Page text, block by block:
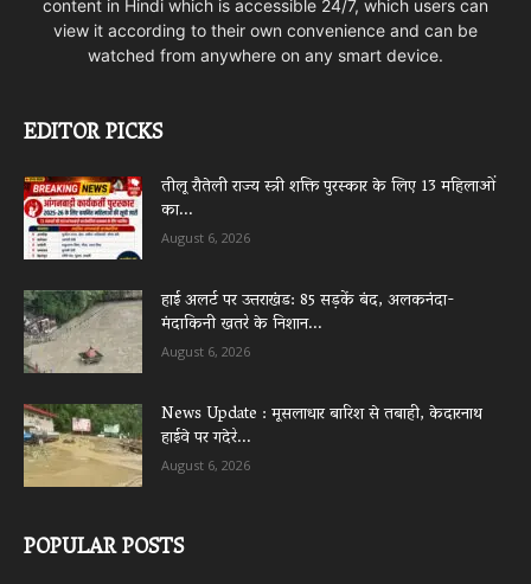
content in Hindi which is accessible 24/7, which users can
view it according to their own convenience and can be
watched from anywhere on any smart device.
EDITOR PICKS
तीलू रौतेली राज्य स्त्री शक्ति पुरस्कार के लिए 13 महिलाओं
का...
August 6, 2026
हाई अलर्ट पर उत्तराखंड: 85 सड़कें बंद, अलकनंदा-
मंदाकिनी खतरे के निशान...
August 6, 2026
News Update : मूसलाधार बारिश से तबाही, केदारनाथ
हाईवे पर गदेरे...
August 6, 2026
POPULAR POSTS